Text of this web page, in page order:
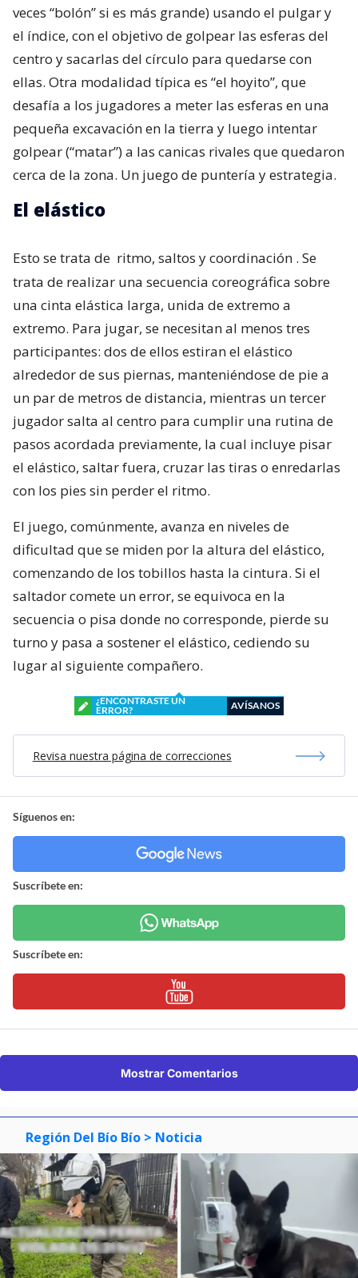
veces “bolón” si es más grande) usando el pulgar y
el índice, con el objetivo de golpear las esferas del
centro y sacarlas del círculo para quedarse con
ellas. Otra modalidad típica es “el hoyito”, que
desafía a los jugadores a meter las esferas en una
pequeña excavación en la tierra y luego intentar
golpear (“matar”) a las canicas rivales que quedaron
cerca de la zona. Un juego de puntería y estrategia.
El elástico
Esto se trata de ritmo, saltos y coordinación . Se
trata de realizar una secuencia coreográfica sobre
una cinta elástica larga, unida de extremo a
extremo. Para jugar, se necesitan al menos tres
participantes: dos de ellos estiran el elástico
alrededor de sus piernas, manteniéndose de pie a
un par de metros de distancia, mientras un tercer
jugador salta al centro para cumplir una rutina de
pasos acordada previamente, la cual incluye pisar
el elástico, saltar fuera, cruzar las tiras o enredarlas
con los pies sin perder el ritmo.
El juego, comúnmente, avanza en niveles de
dificultad que se miden por la altura del elástico,
comenzando de los tobillos hasta la cintura. Si el
saltador comete un error, se equivoca en la
secuencia o pisa donde no corresponde, pierde su
turno y pasa a sostener el elástico, cediendo su
lugar al siguiente compañero.
¿ENCONTRASTE UN
ERROR?
AVÍSANOS
Revisa nuestra página de correcciones
Síguenos en:
Suscríbete en:
Suscríbete en:
Mostrar Comentarios
Región Del Bío Bío > Noticia